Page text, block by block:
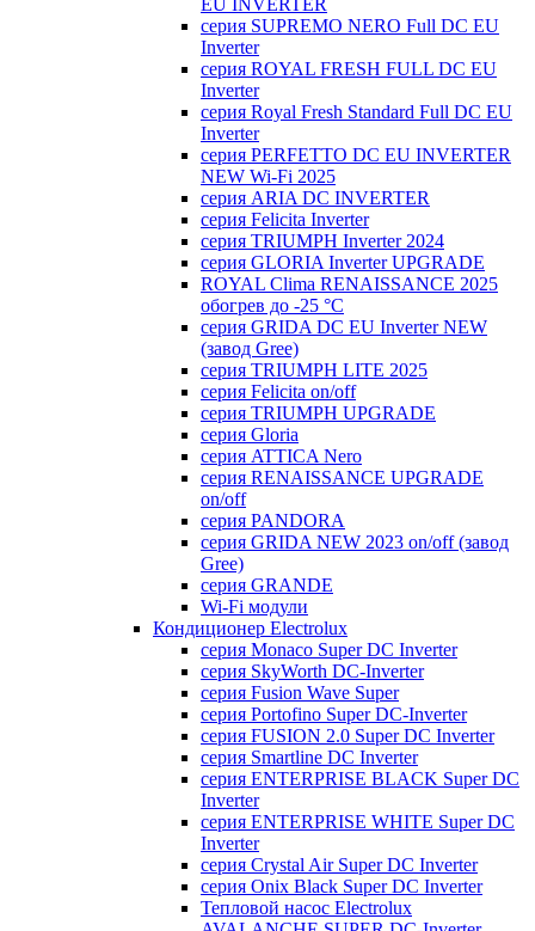
серия SUPREMO NERO Full DC EU
Inverter
серия ROYAL FRESH FULL DC EU
Inverter
серия Royal Fresh Standard Full DC EU
Inverter
серия PERFETTO DC EU INVERTER
NEW Wi-Fi 2025
серия ARIA DC INVERTER
серия Felicita Inverter
серия TRIUMPH Inverter 2024
серия GLORIA Inverter UPGRADE
ROYAL Clima RENAISSANCE 2025
обогрев до -25 °С
серия GRIDA DC EU Inverter NEW
(завод Gree)
серия TRIUMPH LITE 2025
серия Felicita on/off
серия TRIUMPH UPGRADE
серия Gloria
серия ATTICA Nero
серия RENAISSANCE UPGRADE
on/off
серия PANDORA
серия GRIDA NEW 2023 on/off (завод
Gree)
серия GRANDE
Wi-Fi модули
Кондиционер Electrolux
серия Monaco Super DC Inverter
серия SkyWorth DC-Inverter
серия Fusion Wave Super
серия Portofino Super DC-Inverter
серия FUSION 2.0 Super DC Іnverter
серия Smartline DC Inverter
серия ENTERPRISE BLACK Super DC
Inverter
серия ENTERPRISE WHITE Super DC
Inverter
серия Crystal Air Super DC Inverter
серия Onix Black Super DC Inverter
Тепловой насос Electrolux